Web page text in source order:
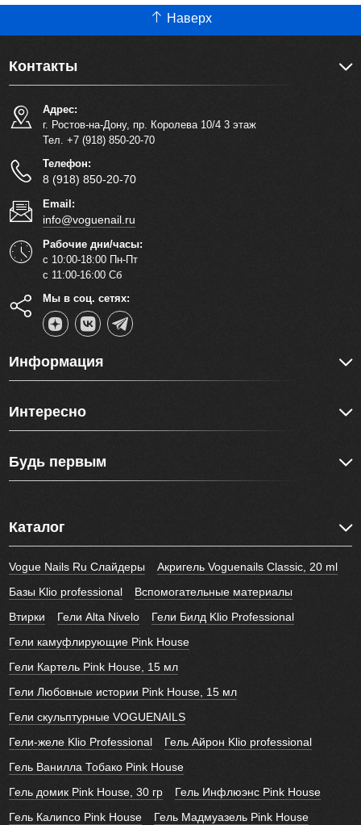
Наверх
Контакты
Адрес:
г. Ростов-на-Дону, пр. Королева 10/4 3 этаж
Тел. +7 (918) 850-20-70
Телефон:
8 (918) 850-20-70
Email:
info@voguenail.ru
Рабочие дни/часы:
с 10:00-18:00 Пн-Пт
с 11:00-16:00 Сб
Мы в соц. сетях:
Информация
Интересно
Будь первым
Каталог
Vogue Nails Ru Слайдеры
Акригель Voguenails Classic, 20 ml
Базы Klio professional
Вспомогательные материалы
Втирки
Гели Alta Nivelo
Гели Билд Klio Professional
Гели камуфлирующие Pink House
Гели Картель Pink House, 15 мл
Гели Любовные истории Pink House, 15 мл
Гели скульптурные VOGUENAILS
Гели-желе Klio Professional
Гель Айрон Klio professional
Гель Ванилла Тобако Pink House
Гель домик Pink House, 30 гр
Гель Инфлюэнс Pink House
Гель Калипсо Pink House
Гель Мадмуазель Pink House